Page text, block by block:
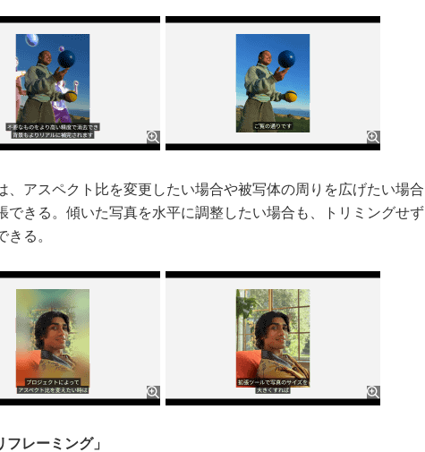
アスペクト比を変更したい場合や被写体の周りを広げたい場合
できる。傾いた写真を水平に調整したい場合も、トリミングせず
きる。
レーミング」